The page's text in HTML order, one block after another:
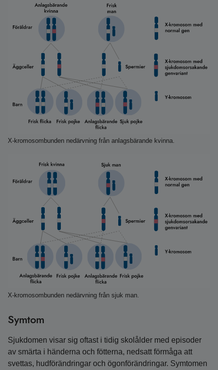
X-kromosombunden nedärvning från anlagsbärande kvinna.
X-kromosombunden nedärvning från sjuk man.
Symtom
Sjukdomen visar sig oftast i tidig skolålder med episoder
av smärta i händerna och fötterna, nedsatt förmåga att
svettas, hudförändringar och ögonförändringar. Symtomen